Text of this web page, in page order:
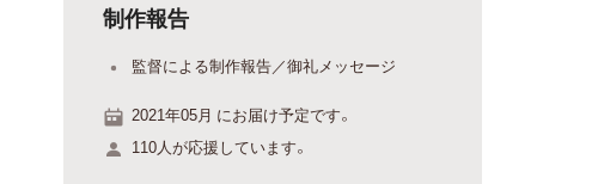
制作報告
監督による制作報告／御礼メッセージ
2021年05月 にお届け予定です。
110人が応援しています。